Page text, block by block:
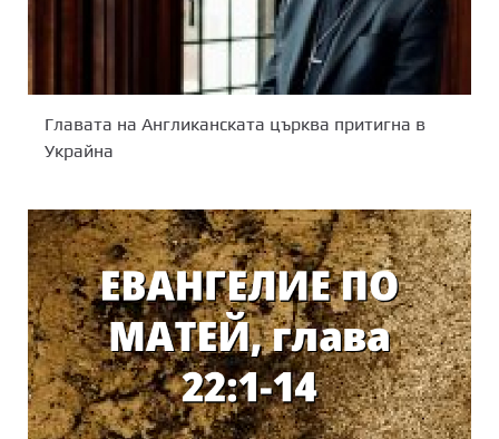
Главата на Англиканската църква притигна в
Украйна